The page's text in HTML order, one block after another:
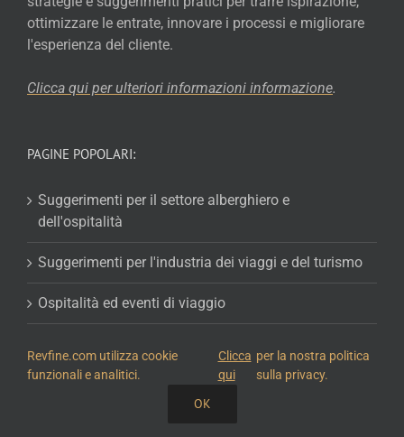
ottimizzare le entrate, innovare i processi e migliorare
l'esperienza del cliente.
Clicca qui per ulteriori informazioni informazione.
PAGINE POPOLARI:
Suggerimenti per il settore alberghiero e
dell'ospitalità
Suggerimenti per l'industria dei viaggi e del turismo
Ospitalità ed eventi di viaggio
Scarica risorse gratuite
CONDIVIDI QUESTA CONOSCENZA
Revfine.com utilizza cookie
funzionali e analitici.
Clicca
qui
per la nostra politica
sulla privacy.
OK